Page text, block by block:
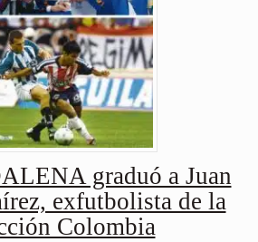
graduó a Juan
exfutbolista de la
Colombia